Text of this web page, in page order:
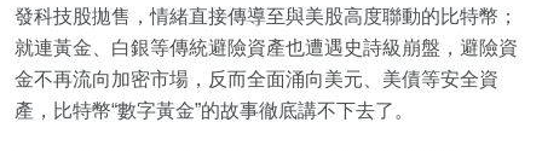
發科技股拋售，情緒直接傳導至與美股高度聯動的比特幣；
就連黃金、白銀等傳統避險資產也遭遇史詩級崩盤，避險資
金不再流向加密市場，反而全面涌向美元、美債等安全資
產，比特幣“數字黃金”的故事徹底講不下去了。